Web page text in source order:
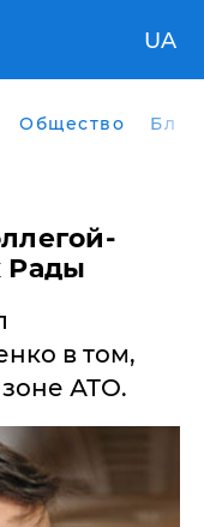
UA
Общество
Рады
в том,
зоне АТО.